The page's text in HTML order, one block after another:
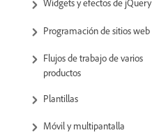
Widgets y efectos de jQuery
Programación de sitios web
Flujos de trabajo de varios
productos
Plantillas
Móvil y multipantalla